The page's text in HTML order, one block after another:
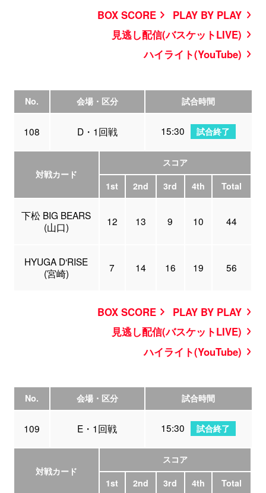
BOX SCORE
PLAY BY PLAY
見逃し配信(バスケットLIVE)
ハイライト(YouTube)
No. 会場・区分 試合時間
108 D・1回戦 15:30 試合終了
対戦カード
スコア
1st
2nd 3rd 4th Total
下松 BIG BEARS
(山口)
12 13 9 10 44
HYUGA D‘RISE
(宮崎)
7 14 16 19 56
BOX SCORE
PLAY BY PLAY
見逃し配信(バスケットLIVE)
ハイライト(YouTube)
No. 会場・区分 試合時間
109 E・1回戦 15:30 試合終了
対戦カード
スコア
1st
2nd 3rd 4th Total